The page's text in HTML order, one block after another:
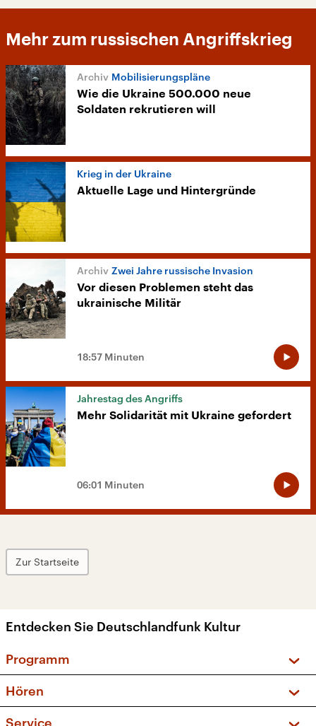
Mehr zum russischen Angriffskrieg
Mobilisierungspläne
Wie die Ukraine 500.000 neue
Soldaten rekrutieren will
Krieg in der Ukraine
Aktuelle Lage und Hintergründe
Zwei Jahre russische Invasion
Vor diesen Problemen steht das
ukrainische Militär
18:57 Minuten
Jahrestag des Angriffs
Mehr Solidarität mit Ukraine gefordert
06:01 Minuten
Zur Startseite
Entdecken Sie Deutschlandfunk Kultur
Programm
Sendungen und Podcasts
Hören
Service